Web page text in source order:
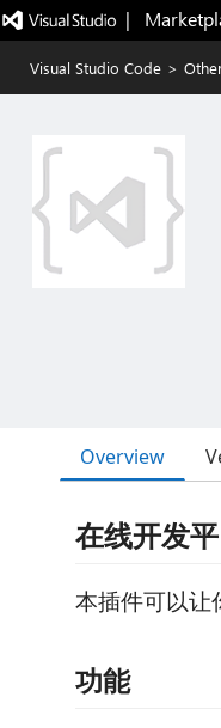
|
Visual Studio Code >
Overview
在线开发
本插件可以让
功能